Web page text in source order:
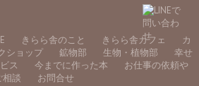
きらら舎のこと きらら舎カフェ
カ
ショップ 鉱物部 生物・植物部
幸せ
ス 今までに作った本
お仕事の依頼や
相談
お問合せ